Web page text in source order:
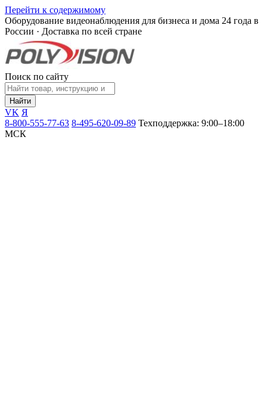
Перейти к содержимому
Оборудование видеонаблюдения для бизнеса и дома 24 года в
России · Доставка по всей стране
Поиск по сайту
Найти
VK Я
8-800-555-77-63 8-495-620-09-89 Техподдержка: 9:00–18:00
МСК